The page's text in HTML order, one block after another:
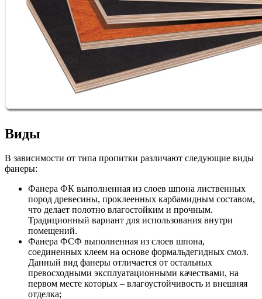
Виды
В зависимости от типа пропитки различают следующие виды
фанеры:
Фанера ФК выполненная из слоев шпона лиственных
пород древесины, проклеенных карбамидным составом,
что делает полотно влагостойким и прочным.
Традиционный вариант для использования внутри
помещений.
Фанера ФСФ выполненная из слоев шпона,
соединенных клеем на основе формальдегидных смол.
Данный вид фанеры отличается от остальных
превосходными эксплуатационными качествами, на
первом месте которых – влагоустойчивость и внешняя
отделка;